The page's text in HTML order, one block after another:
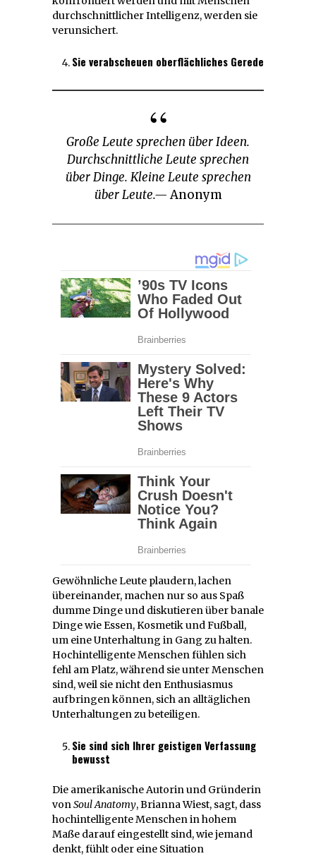
durchschnittlicher Intelligenz, werden sie
verunsichert.
Sie verabscheuen oberflächliches Gerede
Große Leute sprechen über Ideen.
Durchschnittliche Leute sprechen
über Dinge. Kleine Leute sprechen
über Leute.—Anonym
Gewöhnliche Leute plaudern, lachen
übereinander, machen nur so aus Spaß
dumme Dinge und diskutieren über banale
Dinge wie Essen, Kosmetik und Fußball,
um eine Unterhaltung in Gang zu halten.
Hochintelligente Menschen fühlen sich
fehl am Platz, während sie unter Menschen
sind, weil sie nicht den Enthusiasmus
aufbringen können, sich an alltäglichen
Unterhaltungen zu beteiligen.
Sie sind sich Ihrer geistigen Verfassung
bewusst
Die amerikanische Autorin und Gründerin
vonSoul Anatomy, Brianna Wiest, sagt, dass
hochintelligente Menschen in hohem
Maße darauf eingestellt sind, wie jemand
denkt, fühlt oder eine Situation